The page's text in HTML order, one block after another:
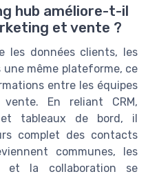
hub améliore-t-il
et vente ?
les données clients, les
même plateforme, ce
entre les équipes
En reliant CRM,
et tableaux de bord, il
complet des contacts
communes, les
et la collaboration se